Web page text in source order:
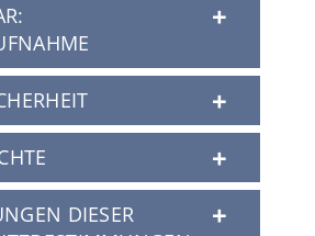
nach Art. 6 Abs.
Buchst. f) DSGVO zur
der berechtigten
des
oder eines
erforderlich ist und kein
Annahme besteht,
ein überwiegendes
(zuvor besuchte
DIESER